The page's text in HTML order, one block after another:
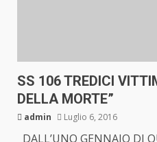
SS 106 TREDICI
DELLA MORTE”
admin Luglio 6, 2016
DALL’UNO GENNAIO DI